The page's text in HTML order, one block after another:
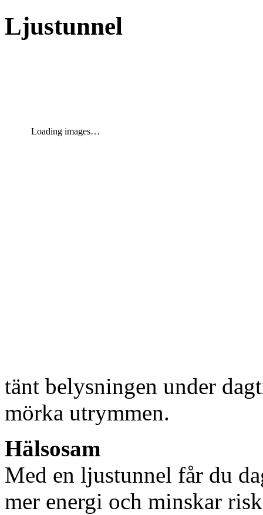
Ljustunnel
Loading images…
tänt belysningen under
mörka utrymmen.
Hälsosam
Med en ljustunnel får du
mer energi och minskar